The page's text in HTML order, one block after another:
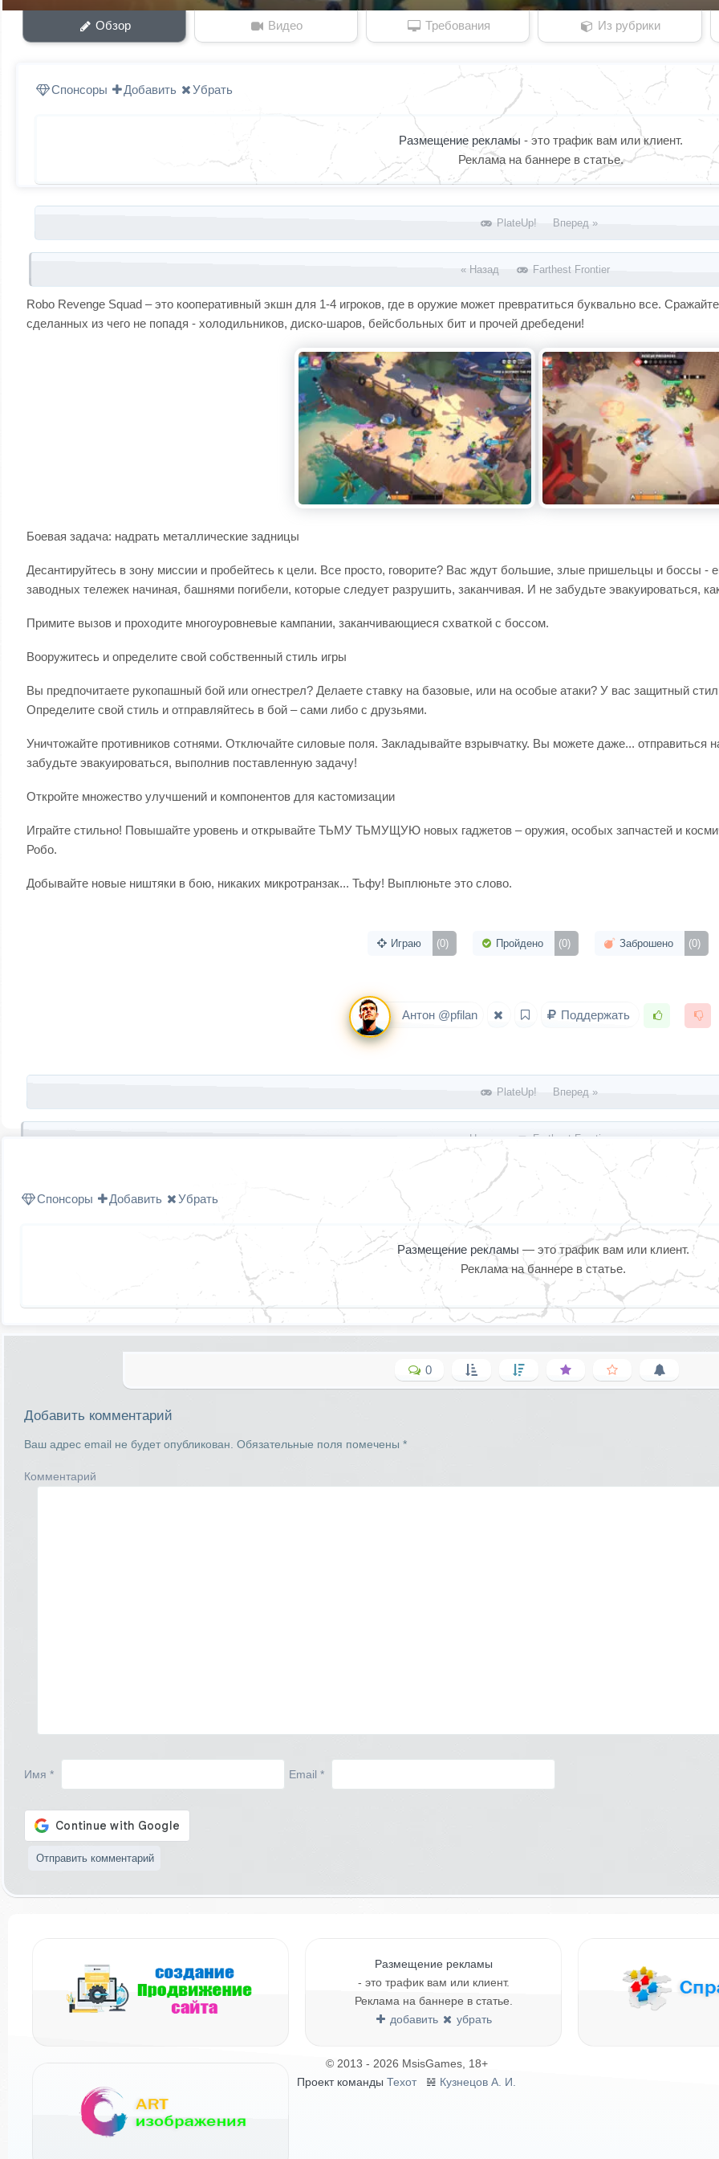
Обзор Видео Требования Из рубрики
Спонсоры Добавить Убрать
Размещение рекламы - это трафик вам или клиент.
Реклама на баннере в статье.
Запись навигация
PlateUp! Вперед »
« Назад Farthest Frontier
Robo Revenge Squad – это кооперативный экшн для 1-4 игроков, где в оружие может превратиться буквально все.
сделанных из чего не попадя - холодильников, диско-шаров, бейсбольных бит и прочей дребедени!
Боевая задача: надрать металлические задницы
Десантируйтесь в зону миссии и пробейтесь к цели. Все просто, говорите? Вас ждут большие, злые пришельцы и боссы -
заводных тележек начиная, башнями погибели, которые следует разрушить, заканчивая. И не забудьте эвакуироваться,
Примите вызов и проходите многоуровневые кампании, заканчивающиеся схваткой с боссом.
Вооружитесь и определите свой собственный стиль игры
Вы предпочитаете рукопашный бой или огнестрел? Делаете ставку на базовые, или на особые атаки? У вас защитный
Определите свой стиль и отправляйтесь в бой – сами либо с друзьями.
Уничтожайте противников сотнями. Отключайте силовые поля. Закладывайте взрывчатку. Вы можете даже...
забудьте эвакуироваться, выполнив поставленную задачу!
Откройте множество улучшений и компонентов для кастомизации
Играйте стильно! Повышайте уровень и открывайте ТЬМУ ТЬМУЩУЮ новых гаджетов – оружия, особых запчастей и
Робо.
Добывайте новые ништяки в бою, никаких микротранзак... Тьфу! Выплюньте это слово.
Играю (0) Пройдено (0) Заброшено (0)
Антон @pfilan Поддержать
Запись навигация
PlateUp! Вперед »
« Назад Farthest Frontier
Спонсоры Добавить Убрать
Размещение рекламы — это трафик вам или клиент.
Реклама на баннере в статье.
0
Добавить комментарий
Ваш адрес email не будет опубликован. Обязательные поля помечены *
Комментарий
Имя * Email *
Размещение рекламы
- это трафик вам или клиент.
Реклама на баннере в статье.
добавить
убрать
© 2013 - 2026 MsisGames, 18+
Проект команды Техот 𝌴 Кузнецов А. И.